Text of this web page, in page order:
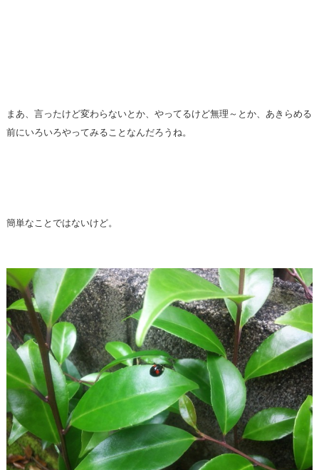
まあ、言ったけど変わらないとか、やってるけど無理～とか、あきらめる
前にいろいろやってみることなんだろうね。
簡単なことではないけど。